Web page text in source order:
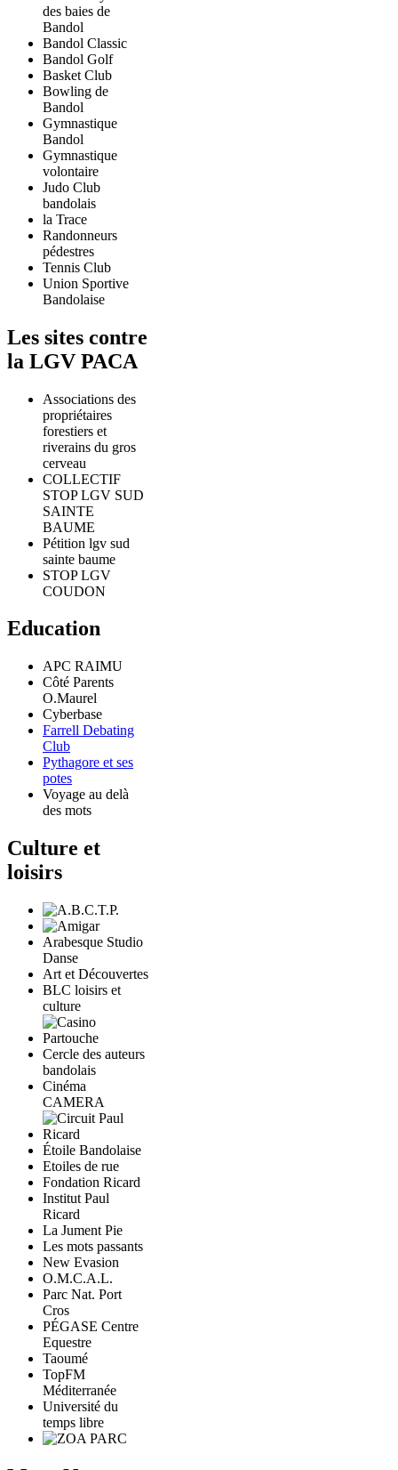
des baies de
Bandol
Bandol Classic
Bandol Golf
Basket Club
Bowling de
Bandol
Gymnastique
Bandol
Gymnastique
volontaire
Judo Club
bandolais
la Trace
Randonneurs
pédestres
Tennis Club
Union Sportive
Bandolaise
Les sites contre
la LGV PACA
Associations des
propriétaires
forestiers et
riverains du gros
cerveau
COLLECTIF
STOP LGV SUD
SAINTE
BAUME
Pétition lgv sud
sainte baume
STOP LGV
COUDON
Education
APC RAIMU
Côté Parents
O.Maurel
Cyberbase
Farrell Debating
Club
Pythagore et ses
potes
Voyage au delà
des mots
Culture et
loisirs
Arabesque Studio
Danse
Art et Découvertes
BLC loisirs et
culture
Cercle des auteurs
bandolais
Cinéma
CAMERA
Étoile Bandolaise
Etoiles de rue
Fondation Ricard
Institut Paul
Ricard
La Jument Pie
Les mots passants
New Evasion
O.M.C.A.L.
Parc Nat. Port
Cros
PÉGASE Centre
Equestre
Taoumé
TopFM
Méditerranée
Université du
temps libre